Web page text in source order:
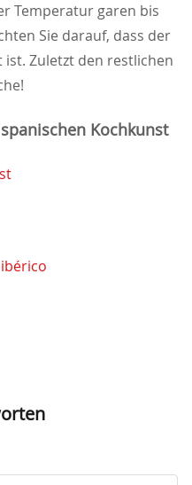
Temperatur garen bis
Sie darauf, dass der
Zuletzt den restlichen
Kochkunst